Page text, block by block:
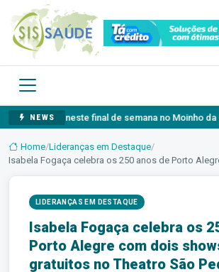
NEWS
neste final de semana no Moinho da Cascata
Home/Lideranças em Destaque/
Isabela Fogaça celebra os 250 anos de Porto
LIDERANÇAS EM DESTAQUE
Isabela Fogaça celebra os
Porto Alegre com dois
gratuitos no Theatro São